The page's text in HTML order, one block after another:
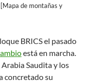
[Mapa de montañas y
BRICS el pasado
está en marcha.
Saudita y los
concretado su